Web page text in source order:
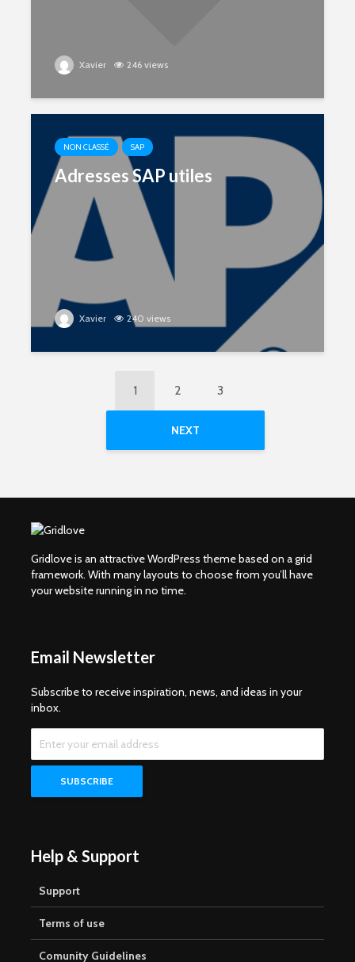
Xavier 246 views
NON CLASSÉ SAP
Adresses SAP utiles
Xavier 240 views
1 2 3
NEXT
Gridlove is an attractive WordPress theme based on a grid
framework. With many layouts to choose from you’ll have
your website running in no time.
Email Newsletter
Subscribe to receive inspiration, news, and ideas in your
inbox.
Help & Support
Support
Terms of use
Comunity Guidelines